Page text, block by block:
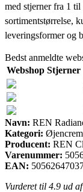
med stjerner fra 1
sortimentstørrelse,
leveringsformer og
Bedst anmeldte
Webshop Stjerner
Navn: REN
Kategori:
Producent: REN
Varenummer:
EAN:
Vurderet til 4.9 ud